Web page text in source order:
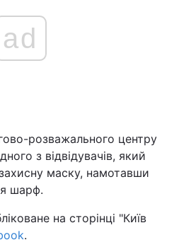
ad
розважального центру
з відвідувачів, який
маску, намотавши
шарф.
на сторінці "Київ
.